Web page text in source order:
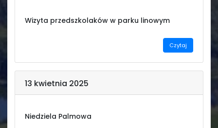
Wizyta przedszkolaków w parku linowym
Czytaj
13 kwietnia 2025
Niedziela Palmowa